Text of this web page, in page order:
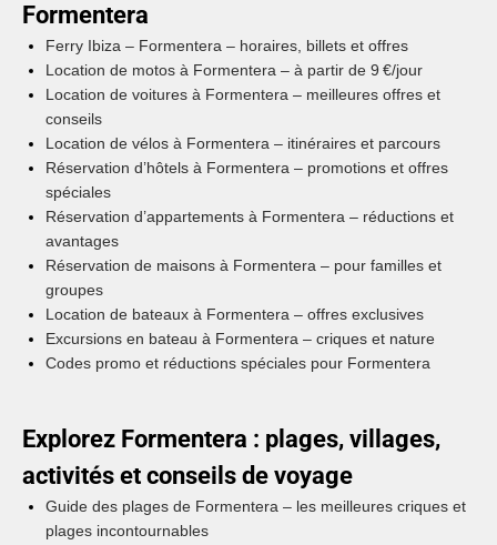
Formentera
Ferry Ibiza – Formentera – horaires, billets et offres
Location de motos à Formentera – à partir de 9 €/jour
Location de voitures à Formentera – meilleures offres et
conseils
Location de vélos à Formentera – itinéraires et parcours
Réservation d’hôtels à Formentera – promotions et offres
spéciales
Réservation d’appartements à Formentera – réductions et
avantages
Réservation de maisons à Formentera – pour familles et
groupes
Location de bateaux à Formentera – offres exclusives
Excursions en bateau à Formentera – criques et nature
Codes promo et réductions spéciales pour Formentera
Explorez Formentera : plages, villages,
activités et conseils de voyage
Guide des plages de Formentera – les meilleures criques et
plages incontournables